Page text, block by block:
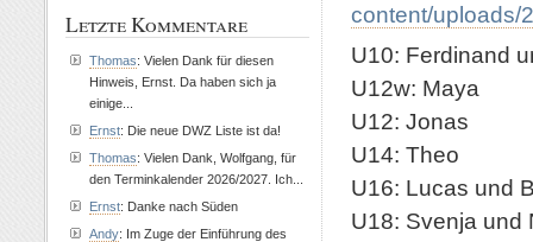
content/uploads/
U10: Ferdinand
U12w: Maya
U12: Jonas
U14: Theo
U16: Lucas und
U18: Svenja und
Letzte Kommentare
Thomas: Vielen Dank für diesen
Hinweis, Ernst. Da haben sich ja
einige...
Ernst: Die neue DWZ Liste ist da!
Thomas: Vielen Dank, Wolfgang, für
den Terminkalender 2026/2027. Ich...
Ernst: Danke nach Süden
Andy: Im Zuge der Einführung des